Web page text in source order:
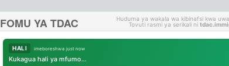
FOMU YA TDAC
Huduma ya wakala wa kibinafsi kwa
Tovuti rasmi ya serikali ni
HALI imeboreshwa just now
Kukagua hali ya mfumo...